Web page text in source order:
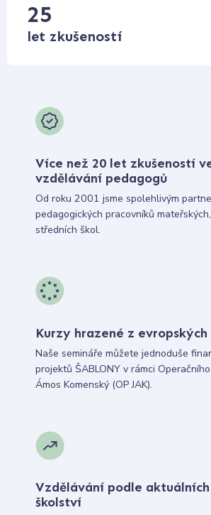
25
let zkušeností
Více než 20 let zkušeností
vzdělávání pedagogů
Od roku 2001 jsme spolehlivým
pedagogických pracovníků
středních škol.
Kurzy hrazené z evropských
Naše semináře můžete jednoduše
projektů ŠABLONY v rámci
Ámos Komenský (OP JAK).
Vzdělávání podle
školství